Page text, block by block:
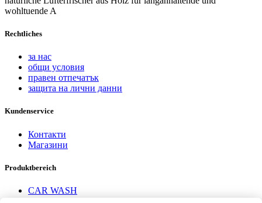
Rechtliches
за нас
общи условия
правен отпечатък
защита на лични данни
Kundenservice
Контакти
Магазини
Produktbereich
CAR WASH